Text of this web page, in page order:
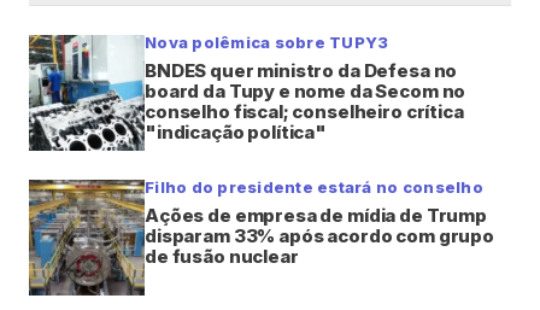
Nova polêmica sobre TUPY3
BNDES quer ministro da Defesa no
board da Tupy e nome da Secom no
conselho fiscal; conselheiro crítica
"indicação política"
Filho do presidente estará no conselho
Ações de empresa de mídia de Trump
disparam 33% após acordo com grupo
de fusão nuclear